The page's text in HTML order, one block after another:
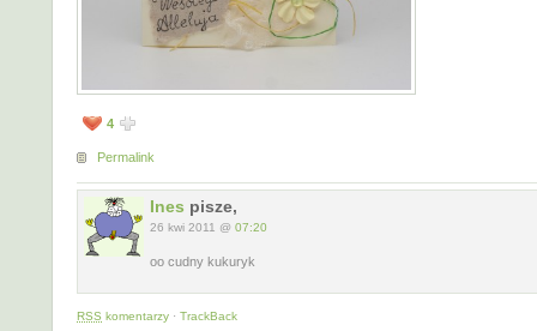
4
Permalink
Ines pisze,
26 kwi 2011 @ 07:20
oo cudny kukuryk
RSS komentarzy · TrackBack